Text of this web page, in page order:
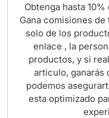
Obtenga hasta
Gana comisiones
solo de los
enlace , la
productos, y si
articulo, ganarás
podemos
esta optimizado